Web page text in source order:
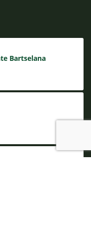
Bartselana